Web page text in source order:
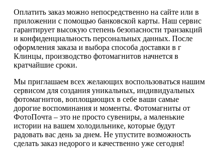
Оплатить заказ можно непосредственно на сайте или в
приложении с помощью банковской карты. Наш сервис
гарантирует высокую степень безопасности транзакций
и конфиденциальность персональных данных. После
оформления заказа и выбора способа доставки в г
Клинцы, производство фотомагнитов начнется в
кратчайшие сроки.
Мы приглашаем всех желающих воспользоваться нашим
сервисом для создания уникальных, индивидуальных
фотомагнитов, воплощающих в себе ваши самые
дорогие воспоминания и моменты. Фотомагниты от
ФотоПочта – это не просто сувениры, а маленькие
истории на вашем холодильнике, которые будут
радовать вас день за днем. Не упустите возможность
сделать заказ недорого и качественно уже сегодня!